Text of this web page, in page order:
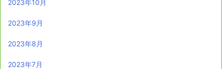
2023年10月
2023年9月
2023年8月
2023年7月